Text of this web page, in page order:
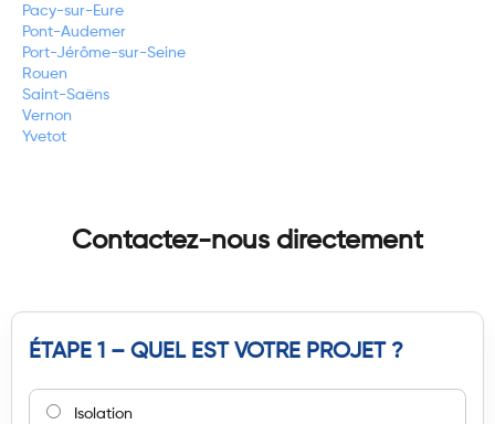
Pacy-sur-Eure
Pont-Audemer
Port-Jérôme-sur-Seine
Rouen
Saint-Saëns
Vernon
Yvetot
Contactez-nous directement
ÉTAPE 1 – QUEL EST VOTRE PROJET ?
Isolation